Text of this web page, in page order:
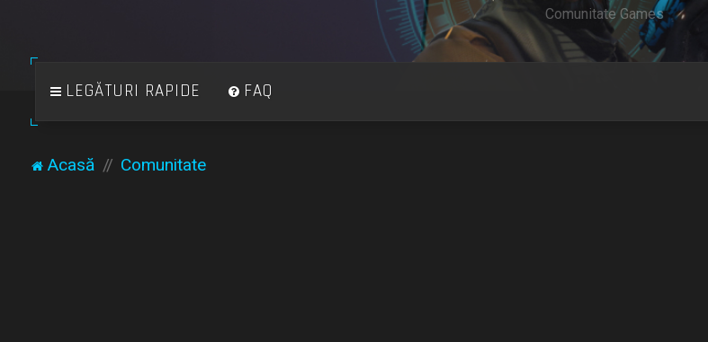
Comunitate Games
LEGĂTURI RAPIDE FAQ
Acasă Comunitate